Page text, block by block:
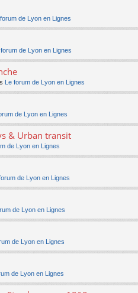
forum de Lyon en Lignes
forum de Lyon en Lignes
Le forum de Lyon en Lignes
de Lyon en Lignes
& Urban transit
de Lyon en Lignes
de Lyon en Lignes
de Lyon en Lignes
de Lyon en Lignes
de Lyon en Lignes